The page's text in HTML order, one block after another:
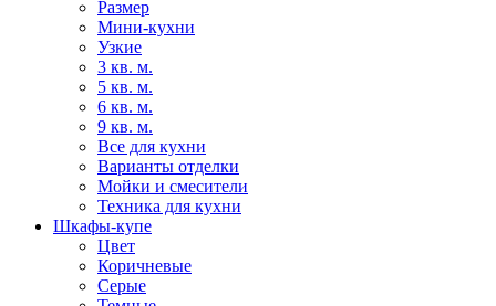
Размер
Мини-кухни
Узкие
3 кв. м.
5 кв. м.
6 кв. м.
9 кв. м.
Все для кухни
Варианты отделки
Мойки и смесители
Техника для кухни
Шкафы-купе
Цвет
Коричневые
Серые